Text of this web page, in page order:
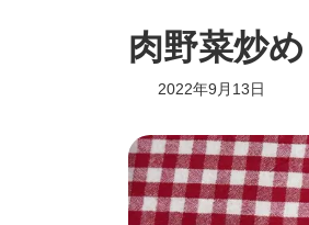
肉野菜炒め
2022年9月13日